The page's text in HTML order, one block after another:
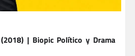
| Biopic Político y Drama